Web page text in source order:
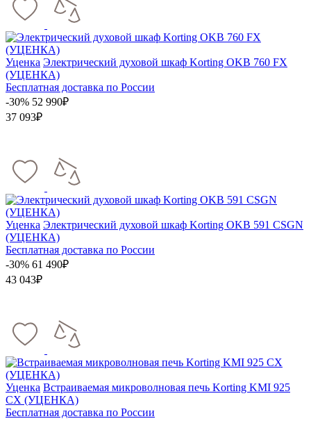
Уценка Электрический духовой шкаф Korting OKB 760 FX
(УЦЕНКА)
Бесплатная доставка по России
-30% 52 990₽
37 093₽
Уценка Электрический духовой шкаф Korting OKB 591 CSGN
(УЦЕНКА)
Бесплатная доставка по России
-30% 61 490₽
43 043₽
Уценка Встраиваемая микроволновая печь Korting KMI 925
CX (УЦЕНКА)
Бесплатная доставка по России